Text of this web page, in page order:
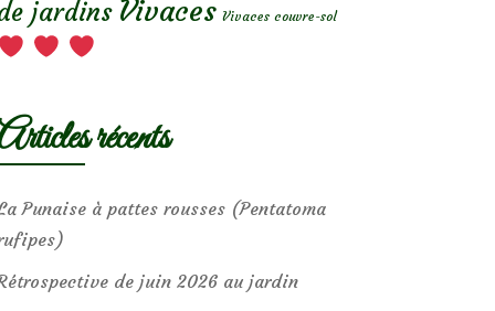
jardins Vivaces Vivaces couvre-sol
récents
Punaise à pattes rousses (Pentatoma
de juin 2026 au jardin